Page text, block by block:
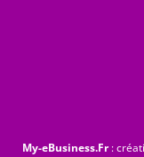
My-eBusiness.Fr: